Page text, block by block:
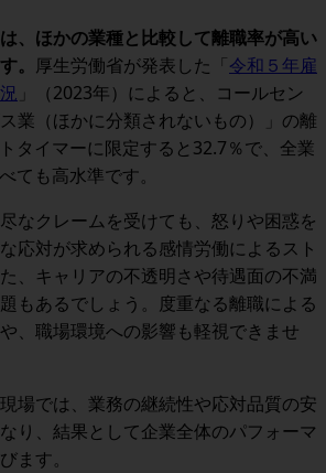
、ほかの業種と比較して離職率が高い
。 厚生労働省が発表した「令和５年雇
」（2023年）によると、コールセン
業（ほかに分類されないもの）」の離
タイマーに限定すると32.7％で、全業
ても高水準です。
なクレームを受けても、怒りや困惑を
応対が求められる感情労働によるスト
、キャリアの不透明さや待遇面の不満
もあるでしょう。度重なる離職による
、職場環境への影響も軽視できませ
場では、業務の継続性や応対品質の安
り、結果として企業全体のパフォーマ
ます。